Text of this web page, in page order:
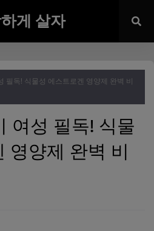
게 살자
필독! 식물성 에스트로겐 영양제 완벽 비
여성 필독! 식물
영양제 완벽 비